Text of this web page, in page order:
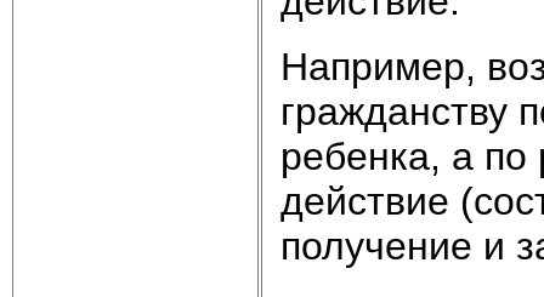
Например,
гражданству
ребенка, а по
действие
получение и